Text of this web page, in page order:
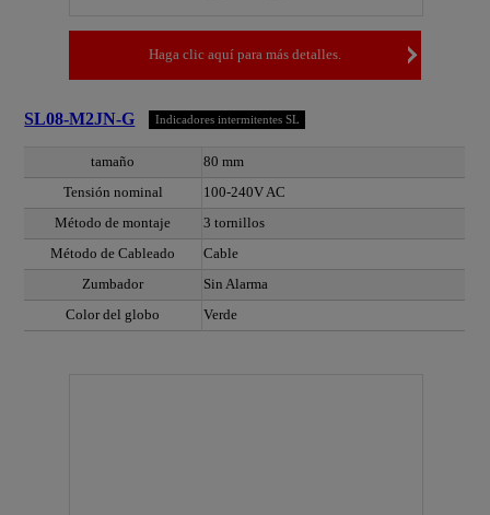
Haga clic aquí para más detalles.
SL08-M2JN-G Indicadores intermitentes SL
tamaño
80 mm
Tensión nominal
100-240V AC
Método de montaje
3 tornillos
Método de Cableado
Cable
Zumbador
Sin Alarma
Color del globo
Verde